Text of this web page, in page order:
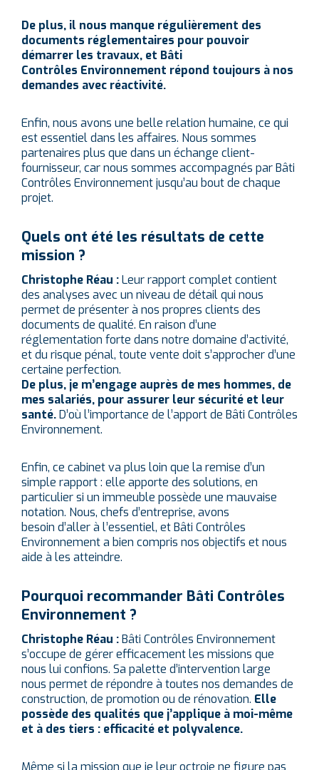
De plus, il nous manque régulièrement des
documents réglementaires pour pouvoir
démarrer les travaux, et Bâti
Contrôles Environnement répond toujours à nos
demandes avec réactivité.
Enfin, nous avons une belle relation humaine, ce qui
est essentiel dans les affaires. Nous sommes
partenaires plus que dans un échange client-
fournisseur, car nous sommes accompagnés par Bâti
Contrôles Environnement jusqu’au bout de chaque
projet.
Quels ont été les résultats de cette
mission ?
Christophe Réau :Leur rapport complet contient
des analyses avec un niveau de détail qui nous
permet de présenter à nos propres clients des
documents de qualité. En raison d’une
réglementation forte dans notre domaine d’activité,
et du risque pénal, toute vente doit s’approcher d’une
certaine perfection.
De plus, je m’engage auprès de mes hommes, de
mes salariés, pour assurer leur sécurité et leur
santé.D’où l’importance de l’apport de Bâti Contrôles
Environnement.
Enfin, ce cabinet va plus loin que la remise d’un
simple rapport : elle apporte des solutions, en
particulier si un immeuble possède une mauvaise
notation. Nous, chefs d’entreprise, avons
besoin d’aller à l’essentiel, et Bâti Contrôles
Environnement a bien compris nos objectifs et nous
aide à les atteindre.
Pourquoi recommander Bâti Contrôles
Environnement ?
Christophe Réau :Bâti Contrôles Environnement
s’occupe de gérer efficacement les missions que
nous lui confions. Sa palette d’intervention large
nous permet de répondre à toutes nos demandes de
construction, de promotion ou de rénovation. Elle
possède des qualités que j’applique à moi-même
et à des tiers : efficacité et polyvalence.
Même si la mission que je leur octroie ne figure pas